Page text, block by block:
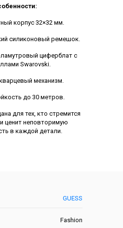
GUESS
Fashion
корпус 32×32 мм.
силиконовый ремешок.
циферблат с
Swarovski.
механизм.
до 30 метров.
для тех, кто стремится
ценит неповторимую
в каждой детали.